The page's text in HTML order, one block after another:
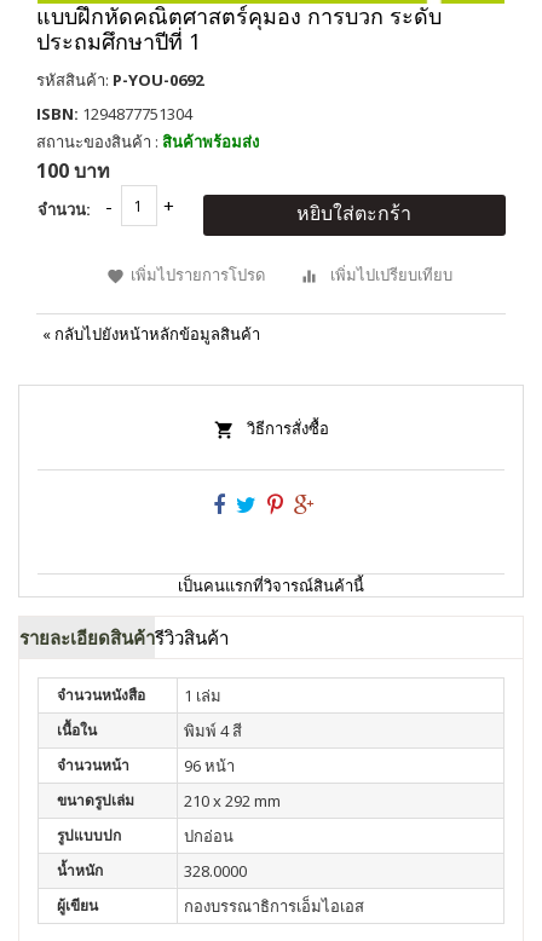
แบบฝึกหัดคณิตศาสตร์คุมอง การบวก ระดับ
ประถมศึกษาปีที่ 1
รหัสสินค้า: P-YOU-0692
ISBN: 1294877751304
สถานะของสินค้า : สินค้าพร้อมส่ง
100 บาท
จำนวน: หยิบใส่ตะกร้า
เพิ่มไปรายการโปรด เพิ่มไปเปรียบเทียบ
« กลับไปยังหน้าหลักข้อมูลสินค้า
วิธีการสั่งซื้อ
เป็นคนแรกที่วิจารณ์สินค้านี้
รายละเอียดสินค้ารีวิวสินค้า
จำนวนหนังสือ 1 เล่ม
เนื้อใน พิมพ์ 4 สี
จำนวนหน้า 96 หน้า
ขนาดรูปเล่ม 210 x 292 mm
รูปแบบปก ปกอ่อน
น้ำหนัก 328.0000
ผู้เขียน กองบรรณาธิการเอ็มไอเอส